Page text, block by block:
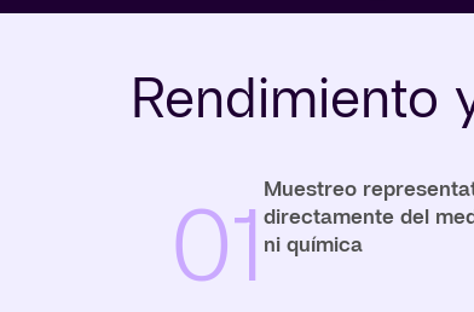
Rendimiento
01 Muestreo
directamente del
ni química